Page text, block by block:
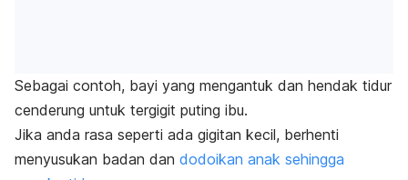
Sebagai contoh, bayi yang mengantuk dan hendak tidur
cenderung untuk tergigit puting ibu.
Jika anda rasa seperti ada gigitan kecil, berhenti
menyusukan badan dan dodoikan anak sehingga